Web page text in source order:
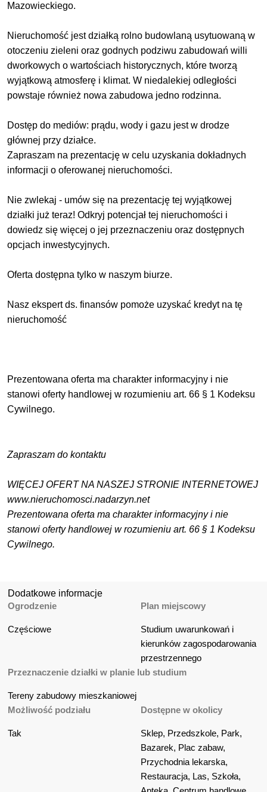
Mazowieckiego.
Nieruchomość jest działką rolno budowlaną usytuowaną w
otoczeniu zieleni oraz godnych podziwu zabudowań willi
dworkowych o wartościach historycznych, które tworzą
wyjątkową atmosferę i klimat. W niedalekiej odległości
powstaje również nowa zabudowa jedno rodzinna.
Dostęp do mediów: prądu, wody i gazu jest w drodze
głównej przy działce.
Zapraszam na prezentację w celu uzyskania dokładnych
informacji o oferowanej nieruchomości.
Nie zwlekaj - umów się na prezentację tej wyjątkowej
działki już teraz! Odkryj potencjał tej nieruchomości i
dowiedz się więcej o jej przeznaczeniu oraz dostępnych
opcjach inwestycyjnych.
Oferta dostępna tylko w naszym biurze.
Nasz ekspert ds. finansów pomoże uzyskać kredyt na tę
nieruchomość
Prezentowana oferta ma charakter informacyjny i nie
stanowi oferty handlowej w rozumieniu art. 66 § 1 Kodeksu
Cywilnego.
Zapraszam do kontaktu
WIĘCEJ OFERT NA NASZEJ STRONIE INTERNETOWEJ
www.nieruchomosci.nadarzyn.net
Prezentowana oferta ma charakter informacyjny i nie
stanowi oferty handlowej w rozumieniu art. 66 § 1 Kodeksu
Cywilnego.
Dodatkowe informacje
Ogrodzenie
Częściowe
Plan miejscowy
Studium uwarunkowań i
kierunków zagospodarowania
przestrzennego
Przeznaczenie działki w planie lub studium
Tereny zabudowy mieszkaniowej
Możliwość podziału
Tak
Dostępne w okolicy
Sklep, Przedszkole, Park,
Bazarek, Plac zabaw,
Przychodnia lekarska,
Restauracja, Las, Szkoła,